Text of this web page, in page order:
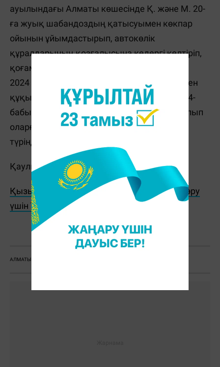
ауылындағы Алматы көшесінде Қ. және М. 20-
ға жуық шабандоздың қатысуымен көкпар
ойынын ұйымдастырып, автокөлік
құралдарының қозғалысына кедергі келтіріп,
қоғамдық тәртіпті бұзды.
2024 жылғы 26 наурыздағы сот қаулысымен
құқық бұзушылар Қ. және М. ҚР ӘҚБтК 434-
бабының 1-бөлігі бойынша кінәлі деп танылып
оларға 5 тәулікке әкімшілік қамаққа алу
түріндегі жаза тағайындалды.
Қаулы заңды күшіне енген жоқ.
Қызықты жаңалықтар мен видеоларды көру
үшін TikTok арнамызға жазылыңыз!
С. Сатыбалдина
АЛМАТЫ ОБЛЫСЫ